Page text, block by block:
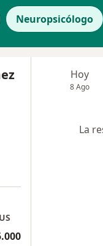
Neuropsicólogo
Hoy
8 Ago
La